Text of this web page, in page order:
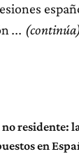
residente:
en